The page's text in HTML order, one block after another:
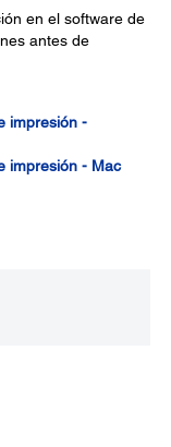
en el software de
antes de
impresión -
impresión - Mac